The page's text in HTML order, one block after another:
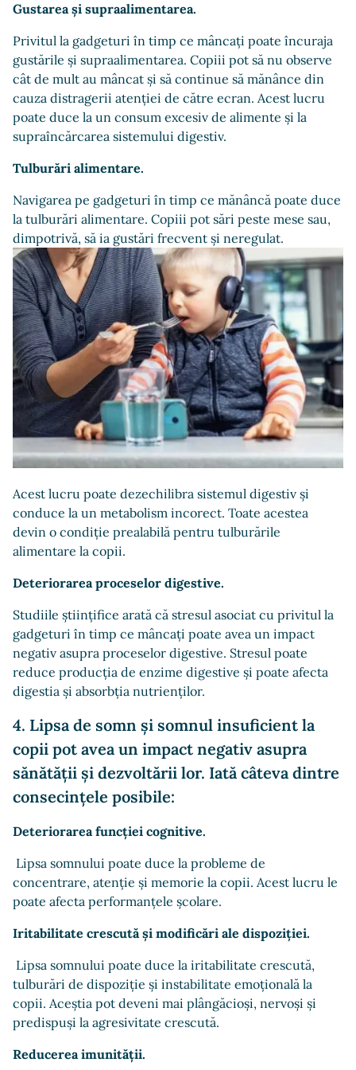
Gustarea și supraalimentarea.
Privitul la gadgeturi în timp ce mâncați poate încuraja
gustările și supraalimentarea. Copiii pot să nu observe
cât de mult au mâncat și să continue să mănânce din
cauza distragerii atenției de către ecran. Acest lucru
poate duce la un consum excesiv de alimente și la
supraîncărcarea sistemului digestiv.
Tulburări alimentare.
Navigarea pe gadgeturi în timp ce mănâncă poate duce
la tulburări alimentare. Copiii pot sări peste mese sau,
dimpotrivă, să ia gustări frecvent și neregulat.
Acest lucru poate dezechilibra sistemul digestiv și
conduce la un metabolism incorect. Toate acestea
devin o condiție prealabilă pentru tulburările
alimentare la copii.
Deteriorarea proceselor digestive.
Studiile științifice arată că stresul asociat cu privitul la
gadgeturi în timp ce mâncați poate avea un impact
negativ asupra proceselor digestive. Stresul poate
reduce producția de enzime digestive și poate afecta
digestia și absorbția nutrienților.
4. Lipsa de somn și somnul insuficient la
copii pot avea un impact negativ asupra
sănătății și dezvoltării lor. Iată câteva dintre
consecințele posibile:
Deteriorarea funcției cognitive.
Lipsa somnului poate duce la probleme de
concentrare, atenție și memorie la copii. Acest lucru le
poate afecta performanțele școlare.
Iritabilitate crescută și modificări ale dispoziției.
Lipsa somnului poate duce la iritabilitate crescută,
tulburări de dispoziție și instabilitate emoțională la
copii. Aceștia pot deveni mai plângăcioși, nervoși și
predispuși la agresivitate crescută.
Reducerea imunității.